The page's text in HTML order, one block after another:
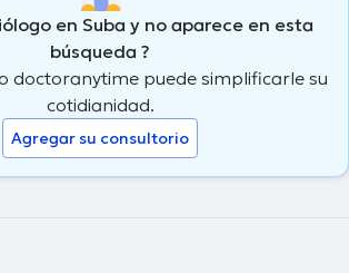
en Suba y no aparece en esta
búsqueda ?
doctoranytime puede simplificarle su
cotidianidad.
Agregar su consultorio